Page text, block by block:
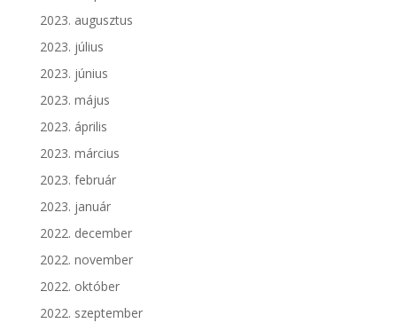
2023. augusztus
2023. július
2023. június
2023. május
2023. április
2023. március
2023. február
2023. január
2022. december
2022. november
2022. október
2022. szeptember